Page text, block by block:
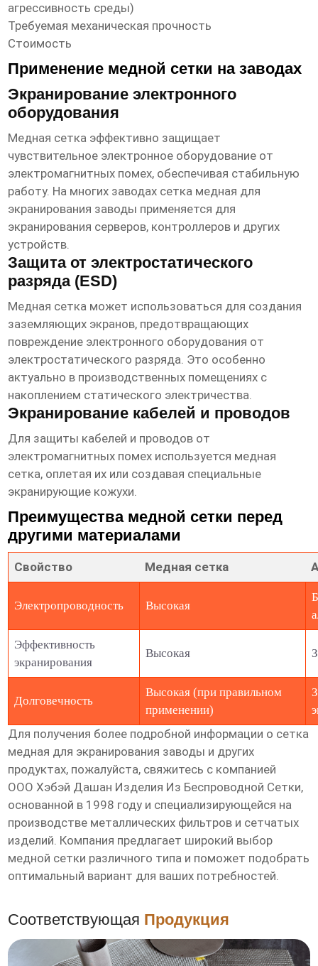
агрессивность среды)
Требуемая механическая прочность
Стоимость
Применение медной сетки на заводах
Экранирование электронного
оборудования
Медная сетка эффективно защищает
чувствительное электронное оборудование от
электромагнитных помех, обеспечивая стабильную
работу. На многих заводах сетка медная для
экранирования заводы применяется для
экранирования серверов, контроллеров и других
устройств.
Защита от электростатического
разряда (ESD)
Медная сетка может использоваться для создания
заземляющих экранов, предотвращающих
повреждение электронного оборудования от
электростатического разряда. Это особенно
актуально в производственных помещениях с
накоплением статического электричества.
Экранирование кабелей и проводов
Для защиты кабелей и проводов от
электромагнитных помех используется медная
сетка, оплетая их или создавая специальные
экранирующие кожухи.
Преимущества медной сетки перед
другими материалами
Свойство Медная сетка
Электропроводность Высокая
Эффективность
экранирования
Высокая
Долговечность
Высокая (при правильном
применении)
Для получения более подробной информации о сетка
медная для экранирования заводы и других
продуктах, пожалуйста, свяжитесь с компанией
ООО Хэбэй Дашан Изделия Из Беспроводной Сетки,
основанной в 1998 году и специализирующейся на
производстве металлических фильтров и сетчатых
изделий. Компания предлагает широкий выбор
медной сетки различного типа и поможет подобрать
оптимальный вариант для ваших потребностей.
Соответствующая Продукция